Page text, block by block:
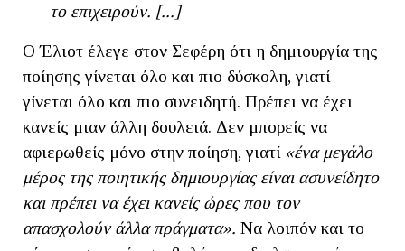
το επιχειρούν. [...]
Ο Έλιοτ έλεγε στον Σεφέρη ότι η δημιουργία της
ποίησης γίνεται όλο και πιο δύσκολη, γιατί
γίνεται όλο και πιο συνειδητή. Πρέπει να έχει
κανείς μιαν άλλη δουλειά. Δεν μπορείς να
αφιερωθείς μόνο στην ποίηση, γιατί «ένα μεγάλο
μέρος της ποιητικής δημιουργίας είναι ασυνείδητο
και πρέπει να έχει κανείς ώρες που τον
απασχολούν άλλα πράγματα». Να λοιπόν και το